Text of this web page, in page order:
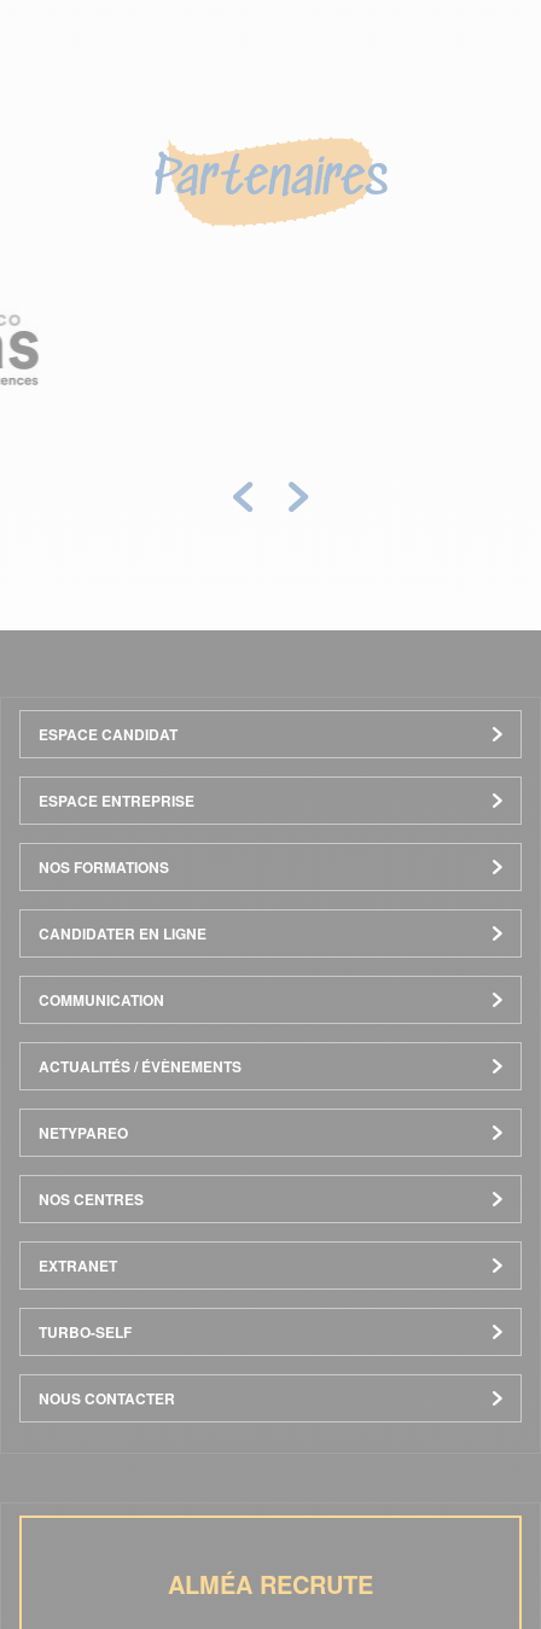
Partenaires
Précédent
Menu
Pied
de
page
ESPACE CANDIDAT
ESPACE ENTREPRISE
NOS FORMATIONS
CANDIDATER EN LIGNE
COMMUNICATION
ACTUALITÉS / ÉVÈNEMENTS
NETYPAREO
NOS CENTRES
EXTRANET
TURBO-SELF
NOUS CONTACTER
ALMÉA RECRUTE